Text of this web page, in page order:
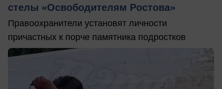
стелы «Освободителям Ростова»
Правоохранители установят личности
причастных к порче памятника подростков